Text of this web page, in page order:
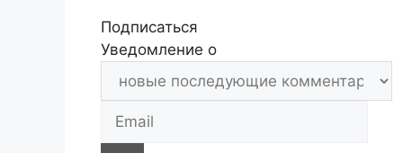
Подписаться
Уведомление о